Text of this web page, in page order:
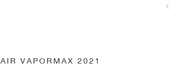
AIR VAPORMAX 2021